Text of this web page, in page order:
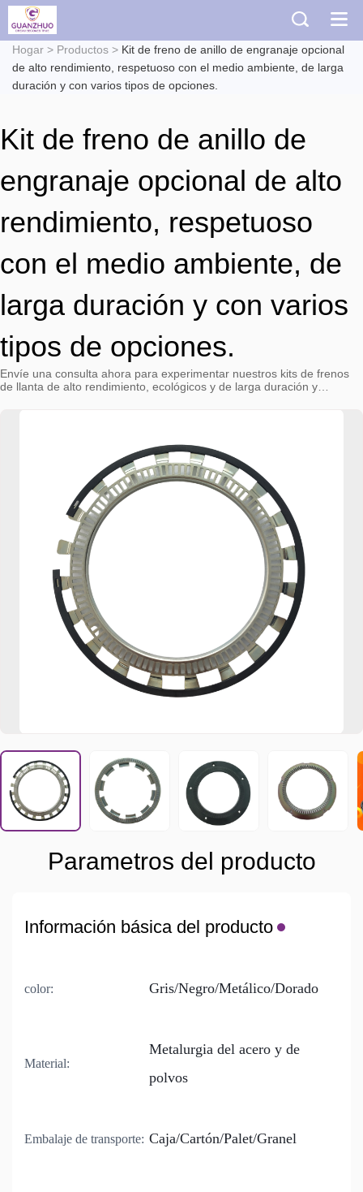
Hogar > Productos > Kit de freno de anillo de engranaje opcional
de alto rendimiento, respetuoso con el medio ambiente, de larga
duración y con varios tipos de opciones.
Kit de freno de anillo de
engranaje opcional de alto
rendimiento, respetuoso
con el medio ambiente, de
larga duración y con varios
tipos de opciones.
Envíe una consulta ahora para experimentar nuestros kits de frenos
de llanta de alto rendimiento, ecológicos y de larga duración y
Parametros del producto
Información básica del producto
color: Gris/Negro/Metálico/Dorado
Material:
Metalurgia del acero y de
polvos
Embalaje de transporte: Caja/Cartón/Palet/Granel